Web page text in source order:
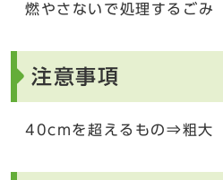
燃やさないで処理するごみ
注意事項
40cmを超えるもの⇒粗大